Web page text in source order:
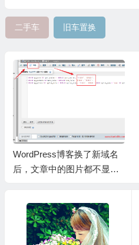
二手车 旧车置换
WordPress博客换了新域名
后，文章中的图片都不显示